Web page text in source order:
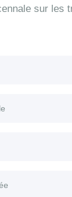
sur les